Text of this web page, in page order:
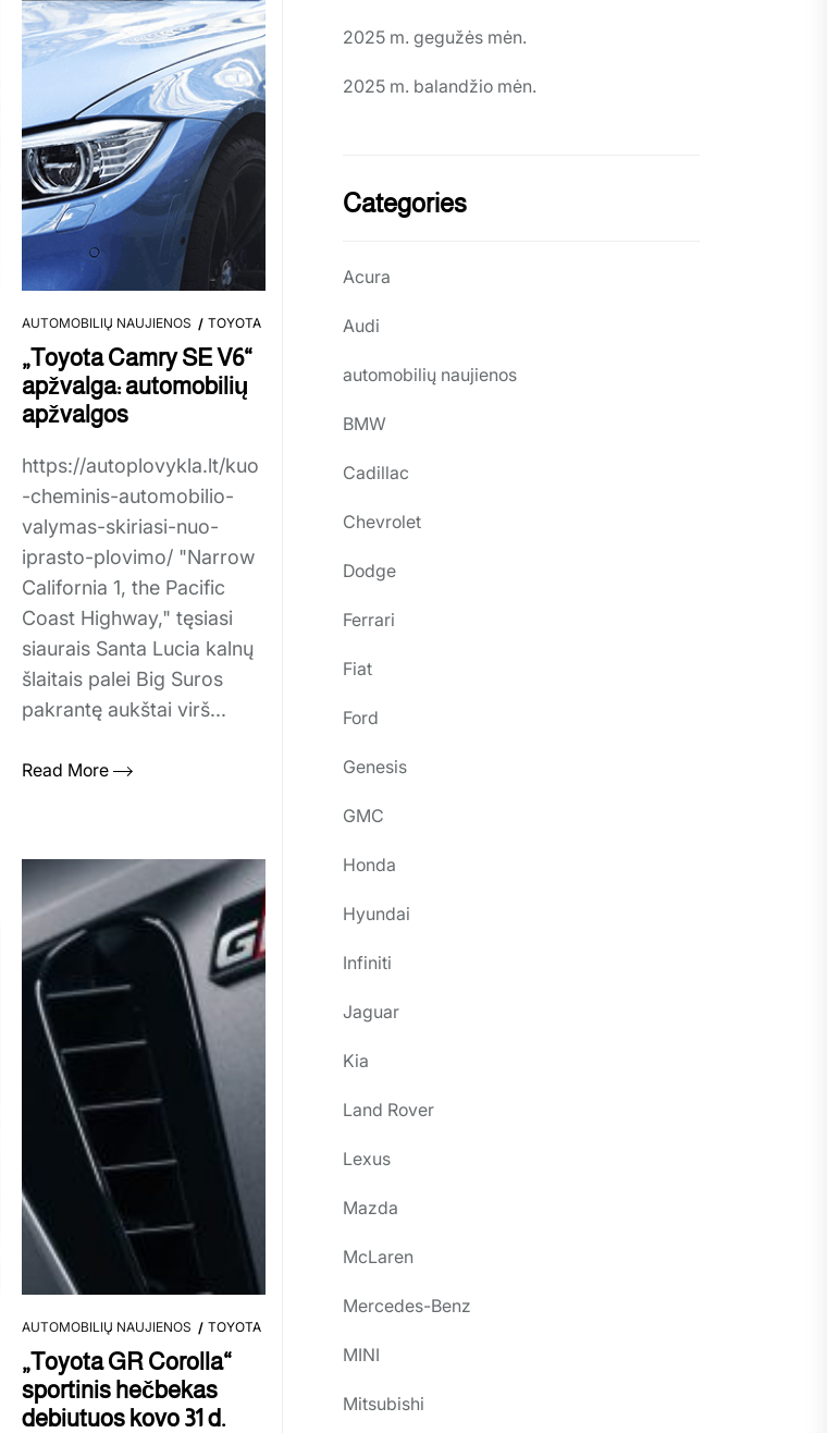
AUTOMOBILIŲ NAUJIENOS TOYOTA
„Toyota Camry SE V6“
apžvalga: automobilių
apžvalgos
https://autoplovykla.lt/kuo
-cheminis-automobilio-
valymas-skiriasi-nuo-
iprasto-plovimo/ "Narrow
California 1, the Pacific
Coast Highway," tęsiasi
siaurais Santa Lucia kalnų
šlaitais palei Big Suros
pakrantę aukštai virš...
Read More
AUTOMOBILIŲ NAUJIENOS TOYOTA
„Toyota GR Corolla“
sportinis hečbekas
debiutuos kovo 31 d.
2025 m. gegužės mėn.
2025 m. balandžio mėn.
Categories
Acura
Audi
automobilių naujienos
BMW
Cadillac
Chevrolet
Dodge
Ferrari
Fiat
Ford
Genesis
GMC
Honda
Hyundai
Infiniti
Jaguar
Kia
Land Rover
Lexus
Mazda
McLaren
Mercedes-Benz
MINI
Mitsubishi